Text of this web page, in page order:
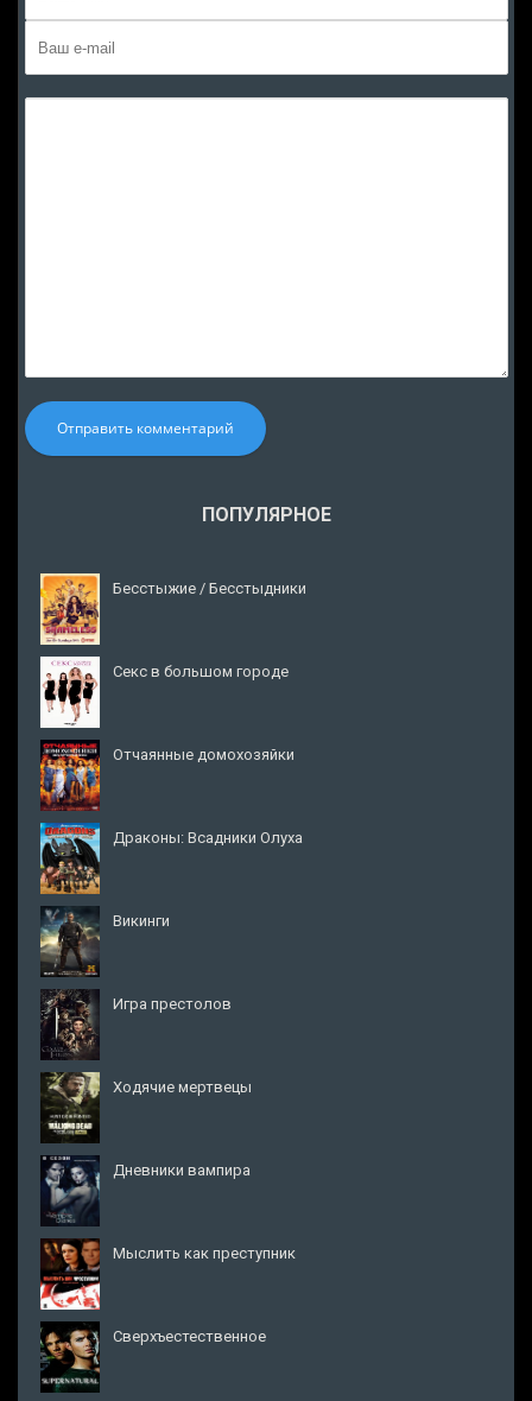
Отправить комментарий
ПОПУЛЯРНОЕ
Бесстыжие / Бесстыдники
Секс в большом городе
Отчаянные домохозяйки
Драконы: Всадники Олуха
Викинги
Игра престолов
Ходячие мертвецы
Дневники вампира
Мыслить как преступник
Сверхъестественное